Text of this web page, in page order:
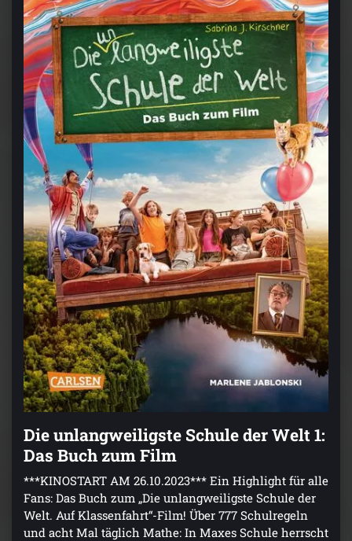
Die unlangweiligste Schule der Welt 1:
Das Buch zum Film
***KINOSTART AM 26.10.2023*** Ein Highlight für alle
Fans: Das Buch zum „Die unlangweiligste Schule der
Welt. Auf Klassenfahrt“-Film! Über 777 Schulregeln
und acht Mal täglich Mathe: In Maxes Schule herrscht